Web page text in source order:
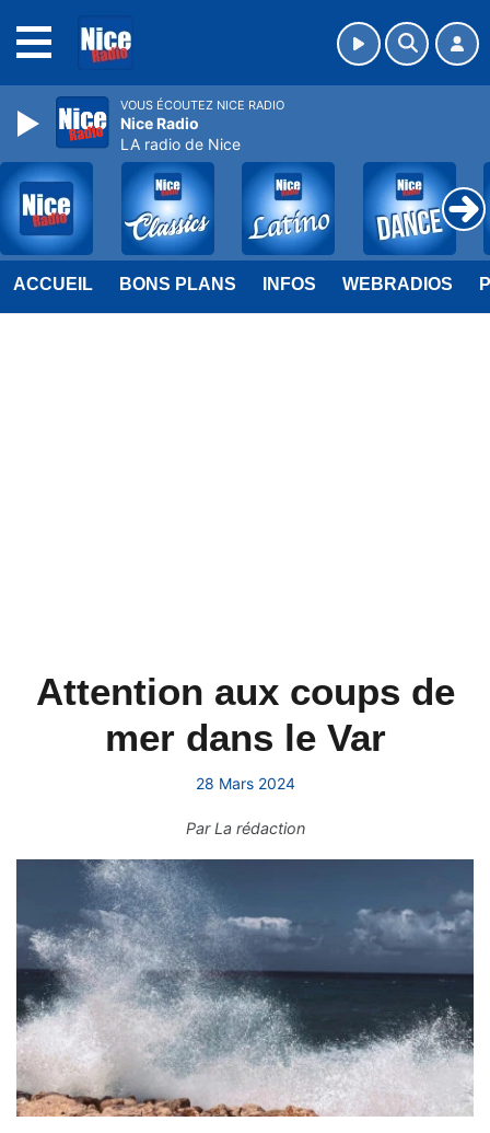
ACCUEIL BONS PLANS INFOS WEBRADIOS
Attention aux coups de
mer dans le Var
28 Mars 2024
ParLa rédaction
VOUS ÉCOUTEZ NICE RADIO
Nice Radio
LA radio de Nice